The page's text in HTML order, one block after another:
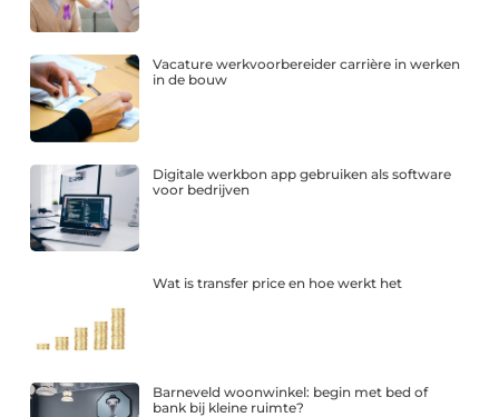
Vacature werkvoorbereider carrière in werken
in de bouw
Digitale werkbon app gebruiken als software
voor bedrijven
Wat is transfer price en hoe werkt het
Barneveld woonwinkel: begin met bed of
bank bij kleine ruimte?